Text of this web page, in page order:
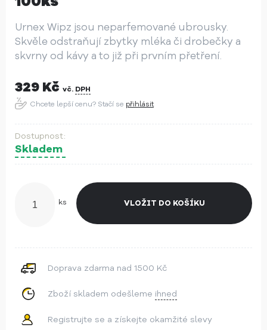
Urnex Wipz jsou neparfemované ubrousky.
Skvěle odstraňují zbytky mléka či drobečky a
skvrny od kávy a to již při prvním přetření.
329 Kč vč. DPH
Chcete lepší cenu? Stačí se přihlásit
Skladem
ks
Doprava zdarma nad 1500 Kč
Zboží skladem odešleme ihned
Registrujte se a získejte okamžité slevy